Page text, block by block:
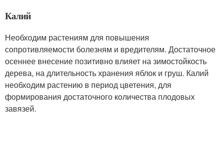
Калий
Необходим растениям для повышения
сопротивляемости болезням и вредителям. Достаточное
осеннее внесение позитивно влияет на зимостойкость
дерева, на длительность хранения яблок и груш. Калий
необходим растению в период цветения, для
формирования достаточного количества плодовых
завязей.